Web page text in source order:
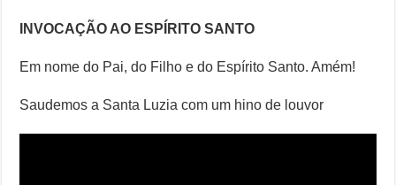
INVOCAÇÃO AO ESPÍRITO SANTO
Em nome do Pai, do Filho e do Espírito Santo. Amém!
Saudemos a Santa Luzia com um hino de louvor